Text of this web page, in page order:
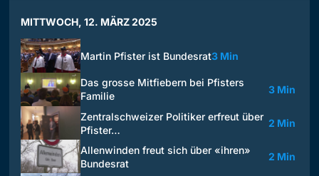
MITTWOCH, 12. MÄRZ 2025
Martin Pfister ist Bundesrat3 Min
Das grosse Mitfiebern bei Pfisters
Familie
3 Min
Zentralschweizer Politiker erfreut über
Pfister…
2 Min
Allenwinden freut sich über «ihren»
Bundesrat
2 Min